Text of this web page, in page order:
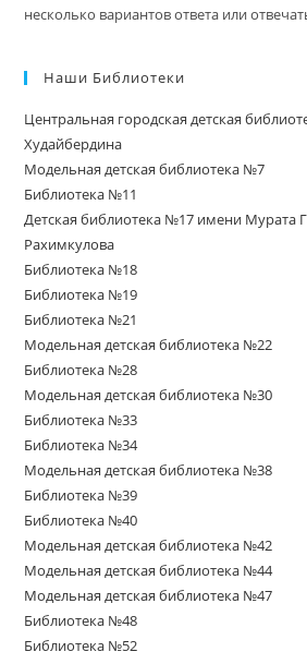
несколько вариантов ответа или
Наши Библиотеки
Центральная городская детская
Худайбердина
Модельная детская библиотека №7
Библиотека №11
Детская библиотека №17 имени Мурата
Рахимкулова
Библиотека №18
Библиотека №19
Библиотека №21
Модельная детская библиотека №22
Библиотека №28
Модельная детская библиотека №30
Библиотека №33
Библиотека №34
Модельная детская библиотека №38
Библиотека №39
Библиотека №40
Модельная детская библиотека №42
Модельная детская библиотека №44
Модельная детская библиотека №47
Библиотека №48
Библиотека №52